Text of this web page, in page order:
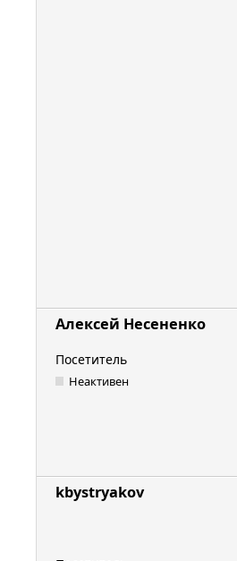
Алексей Несененко
Посетитель
Неактивен
kbystryakov